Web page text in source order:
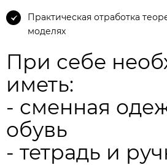
Практическая отработка
моделях
При себе
иметь:
- сменная
обувь
- тетрадь и